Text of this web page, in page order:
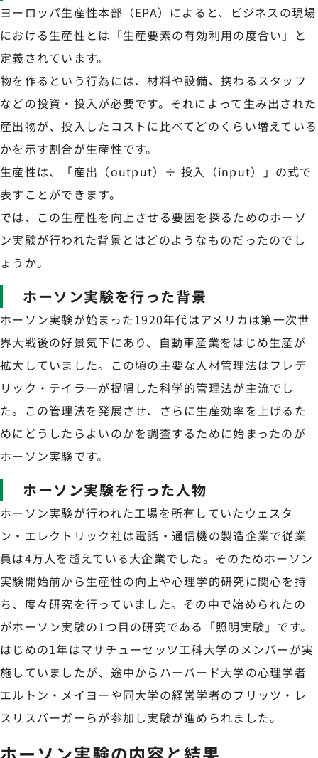
ヨーロッパ生産性本部（EPA）によると、ビジネスの現場
における生産性とは「生産要素の有効利用の度合い」と
定義されています。
物を作るという行為には、材料や設備、携わるスタッフ
などの投資・投入が必要です。それによって生み出された
産出物が、投入したコストに比べてどのくらい増えている
かを示す割合が生産性です。
生産性は、「産出（output）÷ 投入（input）」の式で
表すことができます。
では、この生産性を向上させる要因を探るためのホーソ
ン実験が行われた背景とはどのようなものだったのでし
ょうか。
ホーソン実験を行った背景
ホーソン実験が始まった1920年代はアメリカは第一次世
界大戦後の好景気下にあり、自動車産業をはじめ生産が
拡大していました。この頃の主要な人材管理法はフレデ
リック・テイラーが提唱した科学的管理法が主流でし
た。この管理法を発展させ、さらに生産効率を上げるた
めにどうしたらよいのかを調査するために始まったのが
ホーソン実験です。
ホーソン実験を行った人物
ホーソン実験が行われた工場を所有していたウェスタ
ン・エレクトリック社は電話・通信機の製造企業で従業
員は4万人を超えている大企業でした。そのためホーソン
実験開始前から生産性の向上や心理学的研究に関心を持
ち、度々研究を行っていました。その中で始められたの
がホーソン実験の1つ目の研究である「照明実験」です。
はじめの1年はマサチューセッツ工科大学のメンバーが実
施していましたが、途中からハーバード大学の心理学者
エルトン・メイヨーや同大学の経営学者のフリッツ・レ
スリスバーガーらが参加し実験が進められました。